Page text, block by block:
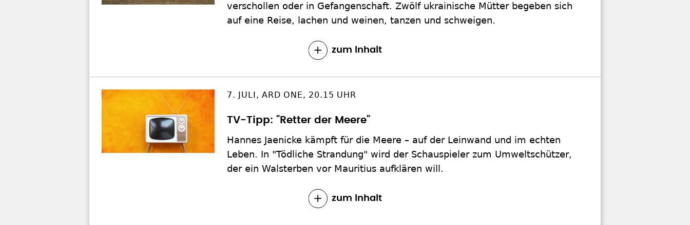
verschollen oder in Gefangenschaft. Zwölf ukrainische Mütter begeben sich
auf eine Reise, lachen und weinen, tanzen und schweigen.
zum Inhalt
7. JULI, ARD ONE, 20.15 UHR
TV-Tipp: "Retter der Meere"
Hannes Jaenicke kämpft für die Meere – auf der Leinwand und im echten
Leben. In "Tödliche Strandung" wird der Schauspieler zum Umweltschützer,
der ein Walsterben vor Mauritius aufklären will.
zum Inhalt